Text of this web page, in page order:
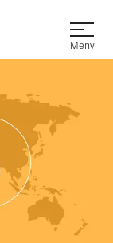
Öppna
Meny